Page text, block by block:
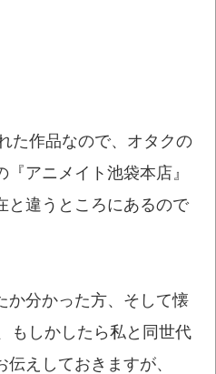
た作品なので、オタクの
アニメイト池袋本店』
と違うところにあるので
か分かった方、そして懐
もしかしたら私と同世代
えしておきますが、